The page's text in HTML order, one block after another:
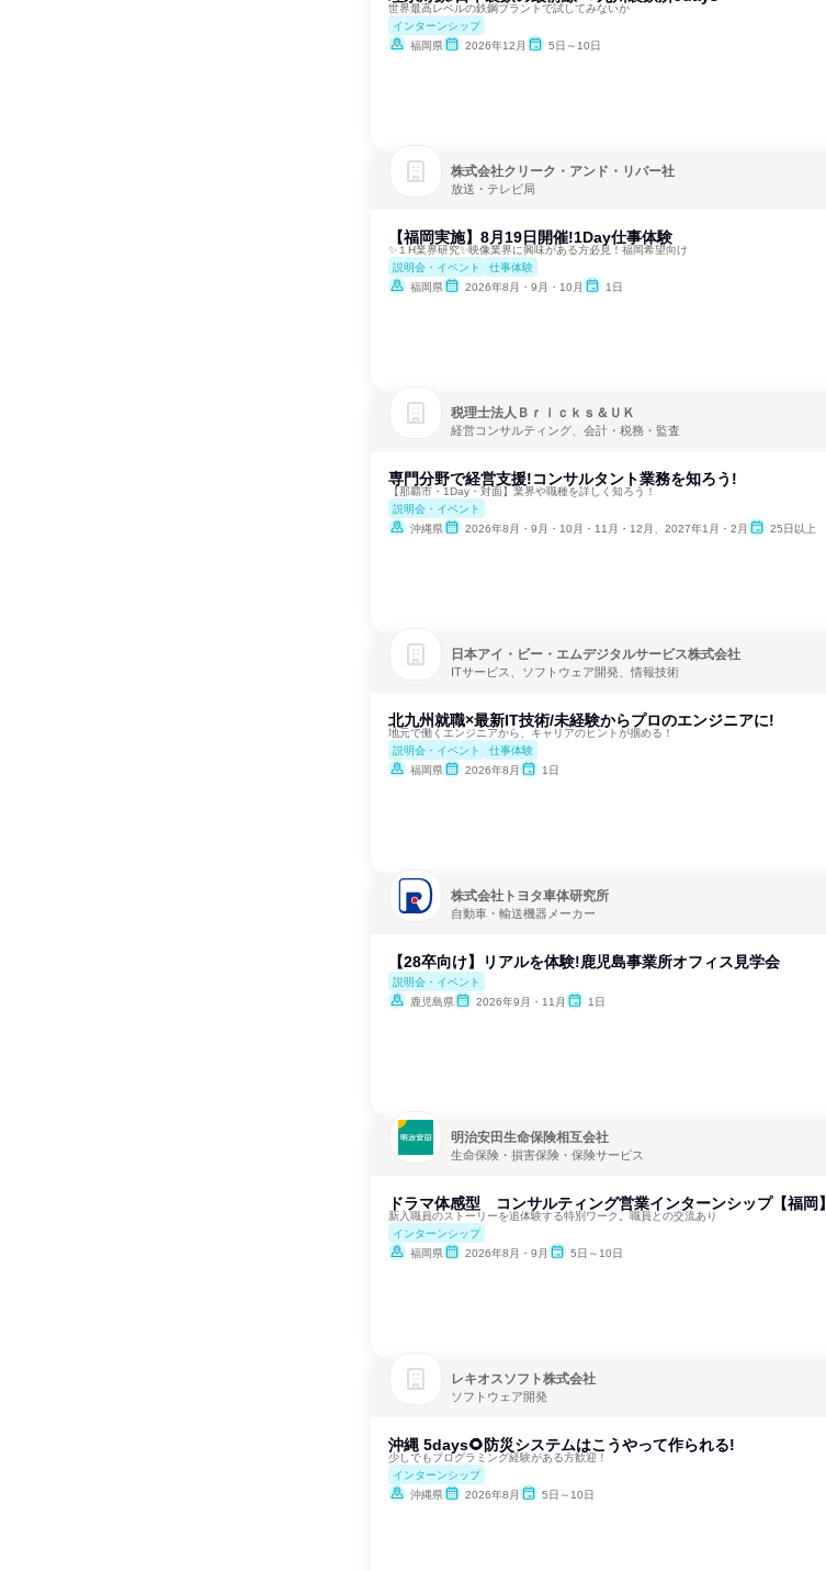
世界最高レベルの鉄鋼プラントで試してみないか
インターンシップ
福岡県
2026年12月 5日～10日
株式会社クリーク・アンド・リバー社
放送・テレビ局
【福岡実施】8月19日開催!1Day仕事体験
✨１H業界研究✨映像業界に興味がある方必見！福岡希望向け
説明会・イベント
仕事体験
福岡県
2026年8月・9月・10月 1日
税理士法人Ｂｒｉｃｋｓ＆ＵＫ
経営コンサルティング、会計・税務・監査
専門分野で経営支援!コンサルタント業務を知ろう!
【那覇市・1Day・対面】業界や職種を詳しく知ろう！
説明会・イベント
沖縄県
2026年8月・9月・10月・11月・12月、2027年1月・2月 25日以上
日本アイ・ビー・エムデジタルサービス株式会社
ITサービス、ソフトウェア開発、情報技術
北九州就職×最新IT技術/未経験からプロのエンジニアに!
地元で働くエンジニアから、キャリアのヒントが掴める！
説明会・イベント
仕事体験
福岡県
2026年8月 1日
株式会社トヨタ車体研究所
自動車・輸送機器メーカー
【28卒向け】リアルを体験!鹿児島事業所オフィス見学会
説明会・イベント
鹿児島県
2026年9月・11月 1日
明治安田生命保険相互会社
生命保険・損害保険・保険サービス
ドラマ体感型 コンサルティング営業インターンシップ【福岡】
新入職員のストーリーを追体験する特別ワーク。職員との交流あり
インターンシップ
福岡県
2026年8月・9月 5日～10日
レキオスソフト株式会社
ソフトウェア開発
沖縄 5days🌻防災システムはこうやって作られる!
少しでもプログラミング経験がある方歓迎！
インターンシップ
沖縄県
2026年8月 5日～10日